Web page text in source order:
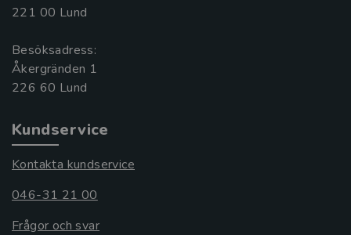
221 00 Lund
Besöksadress:
Åkergränden 1
Kundservice
Kontakta kundservice
046-31 21 00
Frågor och svar